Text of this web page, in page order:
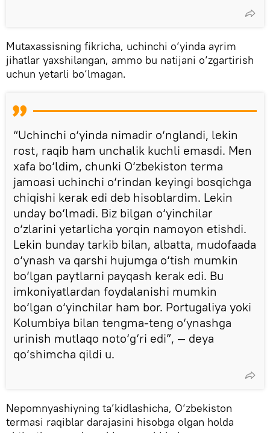
Mutaxassisning fikricha, uchinchi o‘yinda ayrim
jihatlar yaxshilangan, ammo bu natijani o‘zgartirish
uchun yetarli bo‘lmagan.
“Uchinchi o‘yinda nimadir o‘nglandi, lekin
rost, raqib ham unchalik kuchli emasdi. Men
xafa bo‘ldim, chunki O‘zbekiston terma
jamoasi uchinchi o‘rindan keyingi bosqichga
chiqishi kerak edi deb hisoblardim. Lekin
unday bo‘lmadi. Biz bilgan o‘yinchilar
o‘zlarini yetarlicha yorqin namoyon etishdi.
Lekin bunday tarkib bilan, albatta, mudofaada
o‘ynash va qarshi hujumga o‘tish mumkin
bo‘lgan paytlarni payqash kerak edi. Bu
imkoniyatlardan foydalanishi mumkin
bo‘lgan o‘yinchilar ham bor. Portugaliya yoki
Kolumbiya bilan tengma-teng o‘ynashga
urinish mutlaqo noto‘g‘ri edi”, — deya
qo‘shimcha qildi u.
Nepomnyashiyning ta’kidlashicha, O‘zbekiston
termasi raqiblar darajasini hisobga olgan holda